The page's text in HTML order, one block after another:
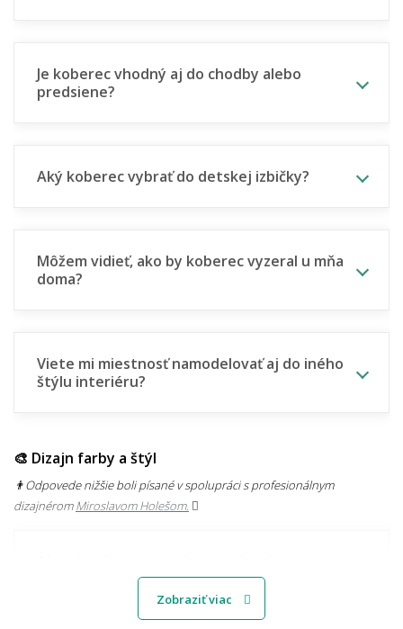
Je koberec vhodný aj do chodby alebo
predsiene?
Aký koberec vybrať do detskej izbičky?
Môžem vidieť, ako by koberec vyzeral u mňa
doma?
Viete mi miestnosť namodelovať aj do iného
štýlu interiéru?
🎨 Dizajn farby a štýl
👨‍Odpovede nižšie boli písané v spolupráci s profesionálnym
dizajnéromMiroslavom Holešom.
Zobraziť viac